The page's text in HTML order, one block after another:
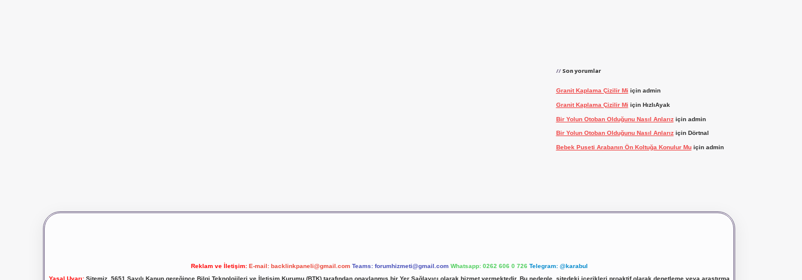
Son yorumlar
Granit Kaplama Çizilir Mi için admin
Granit Kaplama Çizilir Mi için HızlıAyak
Bir Yolun Otoban Olduğunu Nasıl Anlarıziçin admin
Bir Yolun Otoban Olduğunu Nasıl Anlarıziçin Dörtnal
Bebek Puseti Arabanın Ön Koltuğa Konulur Muiçin admin
Reklam ve İletişim: E-mail: backlinkpaneli@gmail.com Teams: forumhizmeti@gmail.com Whatsapp: 0262 606 0 726 Telegram: @karabul
Yasal Uyarı:Sitemiz, 5651 Sayılı Kanun gereğince Bilgi Teknolojileri ve İletişim Kurumu (BTK) tarafından onaylanmış bir Yer Sağlayıcı olarak hizmet vermektedir. Bu nedenle, sitedeki içerikleri proaktif olarak denetleme veya araştırma